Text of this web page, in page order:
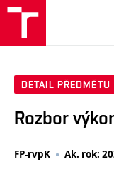
DETAIL PŘEDMĚTU
Rozbor
FP-rvpK Ak. rok: